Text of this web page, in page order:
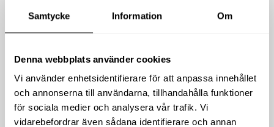
Samtycke Information Om
Denna webbplats använder cookies
Vi använder enhetsidentifierare för att anpassa innehållet
och annonserna till användarna, tillhandahålla funktioner
för sociala medier och analysera vår trafik. Vi
vidarebefordrar även sådana identifierare och annan
DIN6340 10,5×28
9kr
exkl moms
(11.25kr inkl moms)
DIN6340 13x35x5
11 kr
exkl moms
(13.75 kr inkl moms)